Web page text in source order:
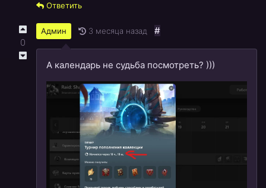
Ответить
0
Админ 3 месяца назад #
А календарь не судьба посмотреть? )))